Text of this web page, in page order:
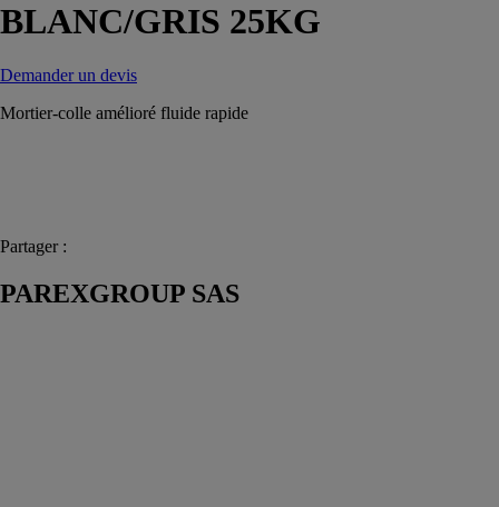
BLANC/GRIS 25KG
Demander un devis
Mortier-colle amélioré fluide rapide
Partager :
PAREXGROUP SAS